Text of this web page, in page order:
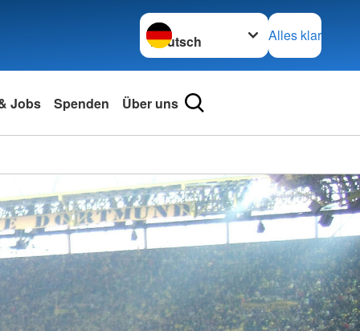
Sprache wechseln zu
Alles klar
Jobs Spenden Über uns